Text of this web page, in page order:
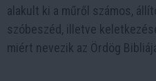
alakult ki a műről számos,
szóbeszéd, illetve
miért nevezik az Ördög